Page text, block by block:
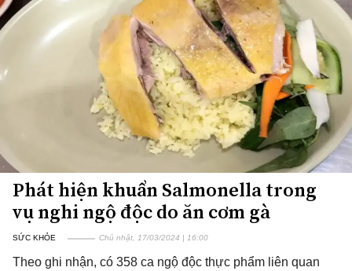
Phát hiện khuẩn Salmonella trong
vụ nghi ngộ độc do ăn cơm gà
SỨC KHỎE Chủ nhật, 17/03/2024 | 16:00
Theo ghi nhận, có 358 ca ngộ độc thực phẩm liên quan